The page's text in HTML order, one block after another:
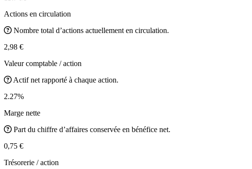
Actions en circulation
Nombre total d’actions actuellement en circulation.
2,98 €
Valeur comptable / action
Actif net rapporté à chaque action.
2.27%
Marge nette
Part du chiffre d’affaires conservée en bénéfice net.
0,75 €
Trésorerie / action